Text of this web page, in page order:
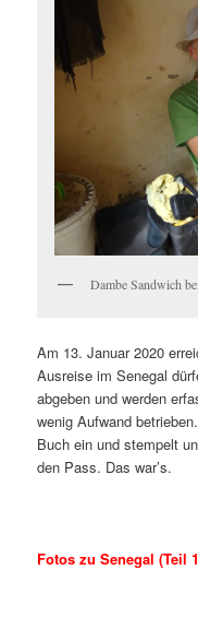
Dambe Sandwich
Am 13. Januar 2020
Ausreise im Senegal
abgeben und werden
wenig Aufwand
Buch ein und stempelt
den Pass. Das war’s.
Fotos zu Senegal (Teil